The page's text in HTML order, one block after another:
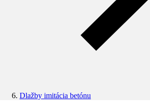
Dlažby imitácia betónu